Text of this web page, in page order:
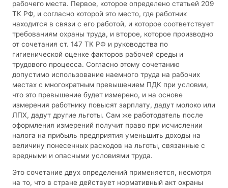
рабочего места. Первое, которое определено статьей 209
ТК РФ, и согласно которой это место, где работник
находится в связи с его работой, и которое соответствует
требованиям охраны труда, и второе, которое производно
от сочетания ст. 147 ТК РФ и руководства по
гигиенической оценке факторов рабочей среды и
трудового процесса. Согласно этому сочетанию
допустимо использование наемного труда на рабочих
местах с многократным превышением ПДК при условии,
что это превышение будет измерено, и на основе
измерения работнику повысят зарплату, дадут молоко или
ЛПХ, дадут другие льготы. Сам же работодатель после
оформления измерений получит право при исчислении
налога на прибыль предприятия уменьшить доходы на
величину понесенных расходов на льготы, связанные с
вредными и опасными условиями труда.
Это сочетание двух определений применяется, несмотря
на то, что в стране действует нормативный акт охраны